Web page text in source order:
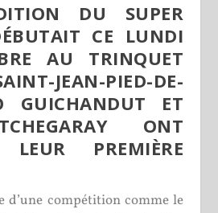
DU SUPER
CE LUNDI
AU TRINQUET
JEAN-PIED-DE-
GUICHANDUT ET
ONT
LEUR PREMIÈRE
d’une compétition comme le